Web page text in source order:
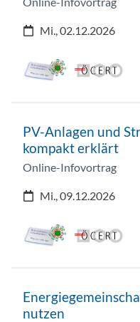
Mi., 02.12.2026
PV-Anlagen und
kompakt erklärt
Online-Infovortrag
Mi., 09.12.2026
nutzen